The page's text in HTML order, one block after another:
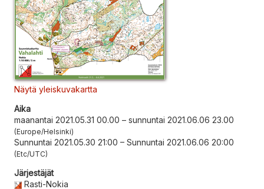
Näytä yleiskuvakartta
Aika
maanantai 2021.05.31 00.00 – sunnuntai 2021.06.06 23.00
Europe/Helsinki
Sunnuntai 2021.05.30 21:00 – Sunnuntai 2021.06.06 20:00
Etc/UTC
Järjestäjät
Rasti-Nokia